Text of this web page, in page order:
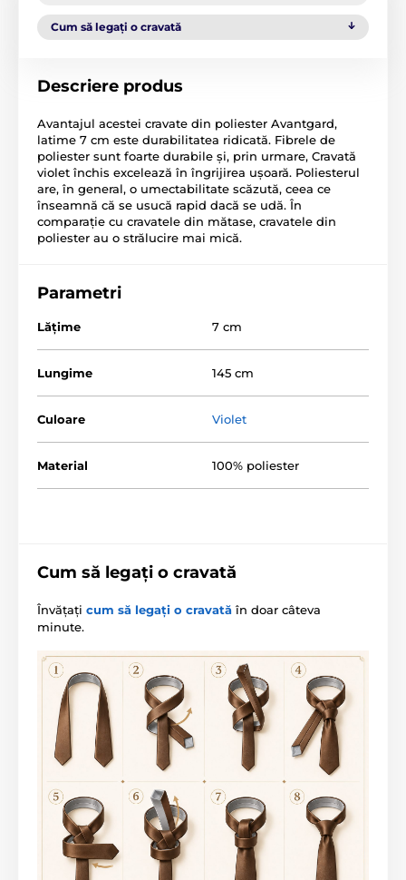
Cum să legați o cravată
Descriere produs
Avantajul acestei cravate din poliester Avantgard,
latime 7 cm este durabilitatea ridicată. Fibrele de
poliester sunt foarte durabile și, prin urmare, Cravată
violet închis excelează în îngrijirea ușoară. Poliesterul
are, în general, o umectabilitate scăzută, ceea ce
înseamnă că se usucă rapid dacă se udă. În
comparație cu cravatele din mătase, cravatele din
poliester au o strălucire mai mică.
Parametri
Lăţime 7 cm
Lungime 145 cm
Culoare Violet
Material 100% poliester
Cum să legați o cravată
Învățați cum să legați o cravată în doar câteva
minute.